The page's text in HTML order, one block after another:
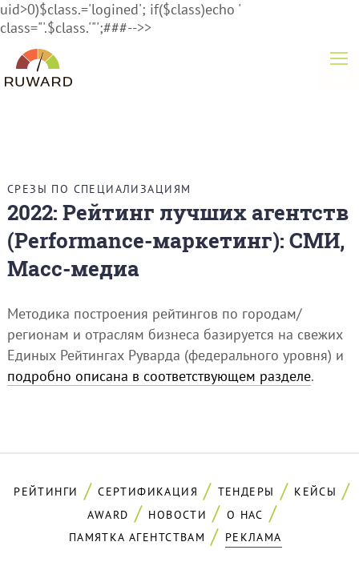
uid>0)$class.='logined'; if($class)echo '
class="'.$class.'"';###-->>
СРЕЗЫ ПО СПЕЦИАЛИЗАЦИЯМ
2022: Рейтинг лучших агентств
(Performance-маркетинг): СМИ,
Масс-медиа
Методика построения рейтингов по городам/
регионам и отраслям бизнеса базируется на свежих
Единых Рейтингах Руварда (федерального уровня) и
подробно описана в соответствующем разделе.
РЕЙТИНГИ СЕРТИФИКАЦИЯ ТЕНДЕРЫ
КЕЙСЫ
AWARD
НОВОСТИ
О НАС
ПАМЯТКА АГЕНТСТВАМ
РЕКЛАМА